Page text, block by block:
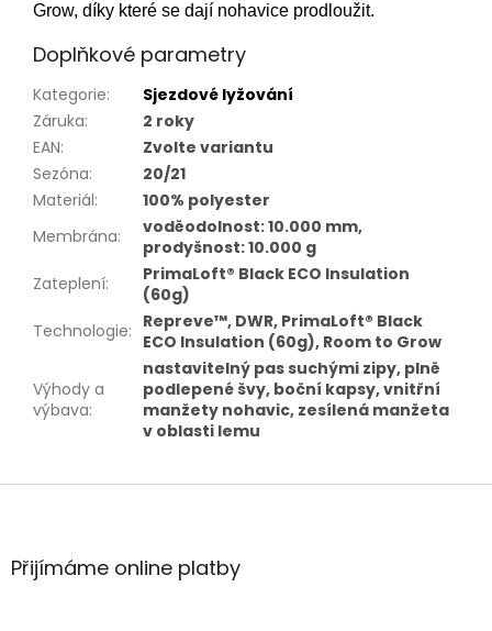
Grow, díky které se dají nohavice prodloužit.
Doplňkové parametry
Kategorie:
Sjezdové lyžování
Záruka:
2 roky
EAN:
Zvolte variantu
Sezóna:
20/21
Materiál:
100% polyester
Membrána:
voděodolnost: 10.000 mm,
prodyšnost: 10.000 g
Zateplení:
PrimaLoft® Black ECO Insulation
(60g)
Technologie: Repreve™, DWR, PrimaLoft® Black
ECO Insulation (60g), Room to Grow
Výhody a
výbava:
nastavitelný pas suchými zipy, plně
podlepené švy, boční kapsy, vnitřní
manžety nohavic, zesílená manžeta
v oblasti lemu
Z
aPřijímáme online platby